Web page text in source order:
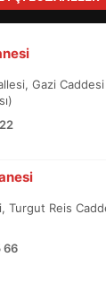
Gazi
Turgut Reis
66
BALIKESİR
UZATILDI: NE
TURNUVASI